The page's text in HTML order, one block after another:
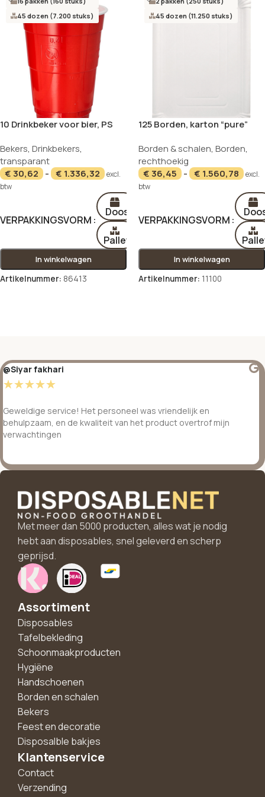
45 dozen (7.200 stuks)
10 Drinkbeker voor bier, PS
Bekers, Drinkbekers,
transparant
€30,62 - € 1.336,32
excl.
btw
VERPAKKINGSVORM
Doos
Pallet
In winkelwagen
Artikelnummer: 86413
45 dozen (11.250 stuks)
125 Borden, karton “pure”
Borden & schalen, Borden,
rechthoekig
€36,45 - € 1.560,78
excl.
btw
VERPAKKINGSVORM
In winkelwagen
Artikelnummer: 11100
@Siyar fakhari
☆☆☆☆☆
Geweldige service! Het personeel was vriendelijk en
behulpzaam, en de kwaliteit van het product overtrof mijn
verwachtingen
Met meer dan 5000 producten, alles wat je nodig
hebt aan disposables, snel geleverd en scherp
geprijsd.
Assortiment
Disposables
Tafelbekleding
Schoonmaakproducten
Hygiëne
Handschoenen
Borden en schalen
Bekers
Feest en decoratie
Disposalble bakjes
Klantenservice
Contact
Verzending